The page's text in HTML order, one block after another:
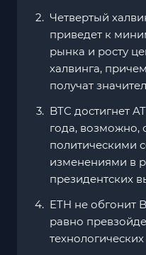
Четвертый
приведет к
рынка и росту
халвинга,
получат
BTC достигнет
года, возможно,
политическими
изменениями в
президентских
ETH не обгонит
равно